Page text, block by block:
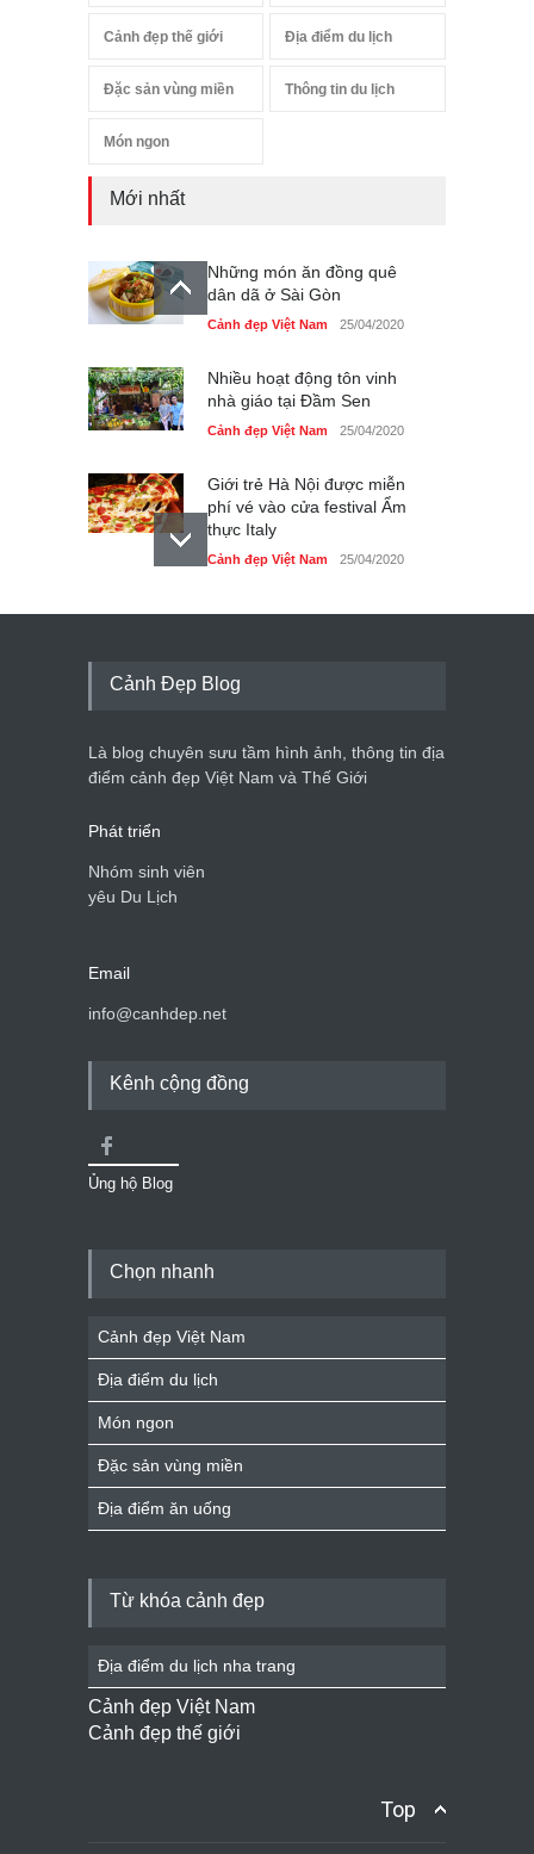
Cảnh đẹp thế giới Địa điểm du lịch
Đặc sản vùng miền Thông tin du lịch
Món ngon
Mới nhất
Những món ăn đồng quê
dân dã ở Sài Gòn
Cảnh đẹp Việt Nam 25/04/2020
Nhiều hoạt động tôn vinh
nhà giáo tại Đầm Sen
Cảnh đẹp Việt Nam 25/04/2020
Giới trẻ Hà Nội được miễn
phí vé vào cửa festival Ẩm
thực Italy
Cảnh đẹp Việt Nam 25/04/2020
Tam giác mạch khoe sắc
du lịch quốc gia
Cảnh đẹp Việt Nam 24/04/2020
Cảnh Đẹp Blog
Là blog chuyên sưu tầm hình ảnh, thông tin địa
điểm cảnh đẹp Việt Nam và Thế Giới
Phát triển
Nhóm sinh viên
yêu Du Lịch
Email
info@canhdep.net
Kênh cộng đồng
Ủng hộ Blog
Chọn nhanh
Cảnh đẹp Việt Nam
Địa điểm du lịch
Món ngon
Đặc sản vùng miền
Địa điểm ăn uống
Từ khóa cảnh đẹp
Địa điểm du lịch nha trang
Cảnh đẹp Việt Nam
Cảnh đẹp thế giới
Top